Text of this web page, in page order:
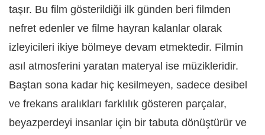
taşır. Bu film gösterildiği ilk günden beri filmden
nefret edenler ve filme hayran kalanlar olarak
izleyicileri ikiye bölmeye devam etmektedir. Filmin
asıl atmosferini yaratan materyal ise müzikleridir.
Baştan sona kadar hiç kesilmeyen, sadece desibel
ve frekans aralıkları farklılık gösteren parçalar,
beyazperdeyi insanlar için bir tabuta dönüştürür ve